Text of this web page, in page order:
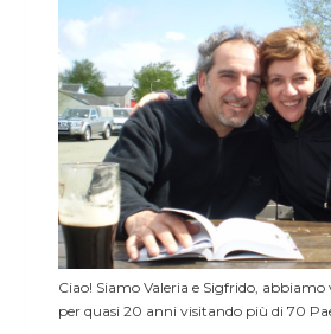
Ciao! Siamo Valeria e Sigfrido,
per quasi 20 anni visitando più di 70